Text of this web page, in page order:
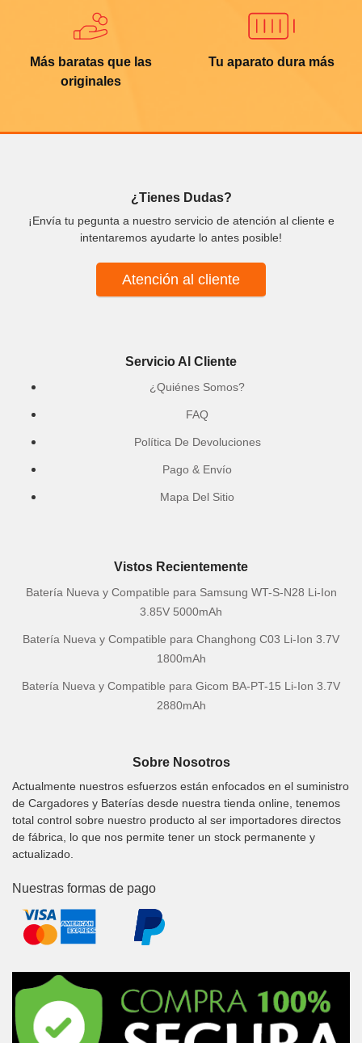
Más baratas que las
originales
Tu aparato dura más
¿Tienes Dudas?
¡Envía tu pegunta a nuestro servicio de atención al cliente e
intentaremos ayudarte lo antes posible!
Atención al cliente
Servicio Al Cliente
¿Quiénes Somos?
FAQ
Política De Devoluciones
Pago & Envío
Mapa Del Sitio
Vistos Recientemente
Batería Nueva y Compatible para Samsung WT-S-N28 Li-Ion
3.85V 5000mAh
Batería Nueva y Compatible para Changhong C03 Li-Ion 3.7V
1800mAh
Batería Nueva y Compatible para Gicom BA-PT-15 Li-Ion 3.7V
2880mAh
Sobre Nosotros
Actualmente nuestros esfuerzos están enfocados en el suministro
de Cargadores y Baterías desde nuestra tienda online, tenemos
total control sobre nuestro producto al ser importadores directos
de fábrica, lo que nos permite tener un stock permanente y
actualizado.
Nuestras formas de pago